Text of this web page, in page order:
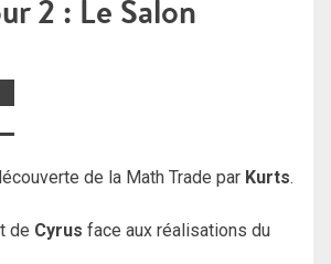
2 : Le Salon
de la Math Trade par Kurts.
de Cyrus face aux réalisations du